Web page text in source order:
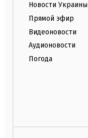
Новости Украины
Прямой эфир
Видеоновости
Аудионовости
Погода